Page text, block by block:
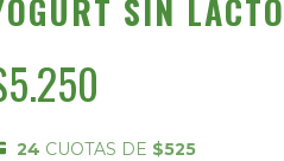
SIN
24 CUOTAS DE $525